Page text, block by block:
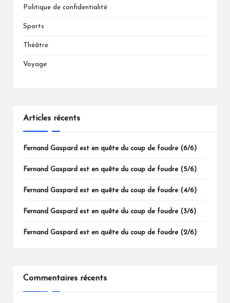
Politique de confidentialité
Sports
Théâtre
Voyage
Articles récents
Fernand Gaspard est en quête du coup de foudre (6/6)
Fernand Gaspard est en quête du coup de foudre (5/6)
Fernand Gaspard est en quête du coup de foudre (4/6)
Fernand Gaspard est en quête du coup de foudre (3/6)
Fernand Gaspard est en quête du coup de foudre (2/6)
Commentaires récents